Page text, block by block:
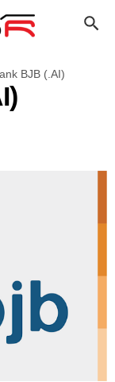
BJB (.AI)